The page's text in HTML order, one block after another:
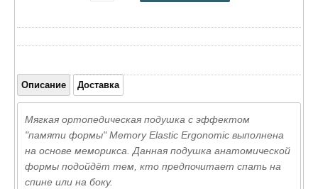
Описание Доставка
Мягкая ортопедическая подушка с эффектом
"памяти формы" Memory Elastic Ergonomic выполнена
на основе меморикса. Данная подушка анатомической
формы подойдёт тем, кто предпочитает спать на
спине или на боку.